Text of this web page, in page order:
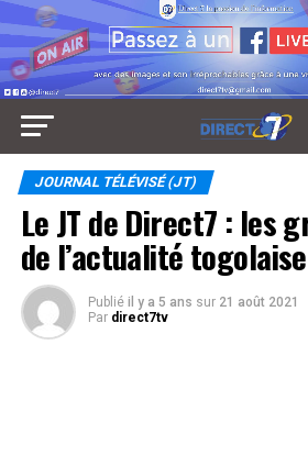
JOURNAL TÉLÉVISÉ (JT)
Le JT de Direct7 : les
de l’actualité togolaise
Publié il y a 5 ans sur 21 août 2021
Par direct7tv